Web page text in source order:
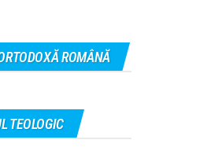
ROMÂNĂ
TEOLOGIC